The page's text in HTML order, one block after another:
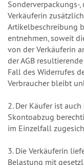
Sonderverpackungs-
Verkäuferin
Artikelbeschreibung
entnehmen, soweit
von der Verkäuferin
der AGB
Fall des Widerrufes
Verbraucher bleibt
2. Der Käufer ist
Skontoabzug
im Einzelfall
3. Die Verkäuferin
Belastung mit